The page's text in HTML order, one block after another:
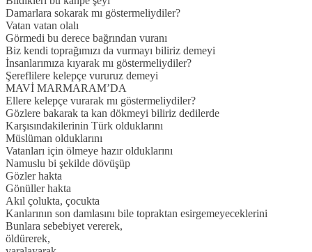
Damarlara sokarak mı göstermeliydiler?
Vatan vatan olalı
Görmedi bu derece bağrından vuranı
Biz kendi toprağımızı da vurmayı biliriz demeyi
İnsanlarımıza kıyarak mı göstermeliydiler?
Şereflilere kelepçe vururuz demeyi
MAVİ MARMARAM’DA
Ellere kelepçe vurarak mı göstermeliydiler?
Gözlere bakarak ta kan dökmeyi biliriz dedilerde
Karşısındakilerinin Türk olduklarını
Müslüman olduklarını
Vatanları için ölmeye hazır olduklarını
Namuslu bi şekilde dövüşüp
Gözler hakta
Gönüller hakta
Akıl çolukta, çocukta
Kanlarının son damlasını bile topraktan esirgemeyeceklerini
Bunlara sebebiyet vererek,
öldürerek,